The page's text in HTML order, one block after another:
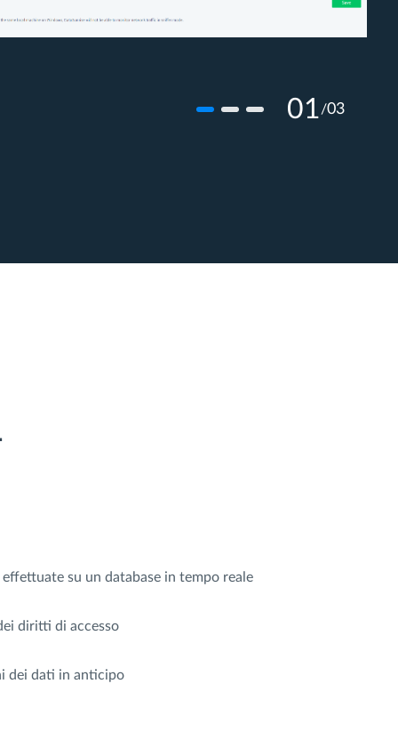
01/03
su un database in tempo reale
diritti di accesso
dei dati in anticipo